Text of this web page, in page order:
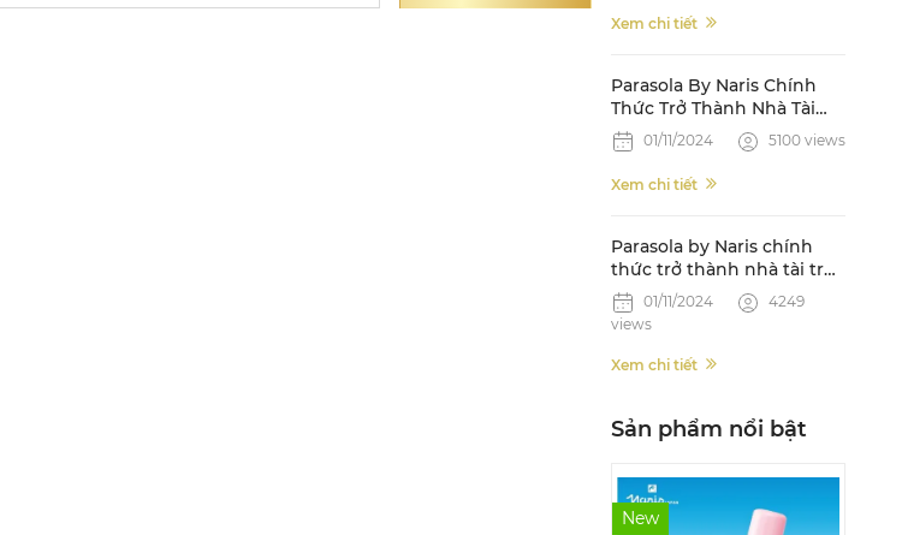
Xem chi tiết
Parasola By Naris Chính
Thức Trở Thành Nhà Tài
Trợ Gel Và Xịt Chống Nắng
Cuộc Thi Mr World 2024
01/11/2024 5100 views
Xem chi tiết
Parasola by Naris chính
thức trở thành nhà tài trợ
Gel & Xịt chống nắng cho
giải chạy Strong Vietnam
01/11/2024
4249
views
Xem chi tiết
Sản phẩm nổi bật
New